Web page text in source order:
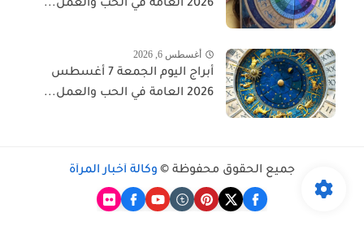
2026 العامة في الحب والعمل...
أغسطس 6, 2026
أبراج اليوم الجمعة 7 أغسطس
2026 العامة في الحب والعمل...
جميع الحقوق محفوظة © وكالة أخبار المرأة